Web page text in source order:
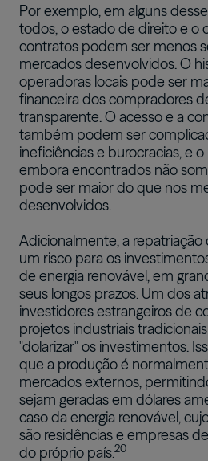
Por exemplo, em alguns
todos, o estado de direito e o
contratos podem ser menos
mercados desenvolvidos. O
operadoras locais pode ser
financeira dos compradores
transparente. O acesso e a
também podem ser
ineficiências e burocracias, e
embora encontrados não
pode ser maior do que nos
desenvolvidos.
Adicionalmente, a
um risco para os
de energia renovável, em
seus longos prazos. Um dos
investidores estrangeiros de
projetos industriais
"dolarizar" os investimentos.
que a produção é
mercados externos,
sejam geradas em dólares
caso da energia renovável,
são residências e empresas
do próprio país.20